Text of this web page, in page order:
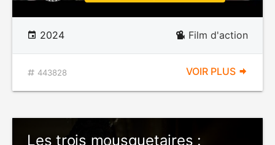
2024 Film d'action
443828 VOIR PLUS
Les trois mousquetaires :